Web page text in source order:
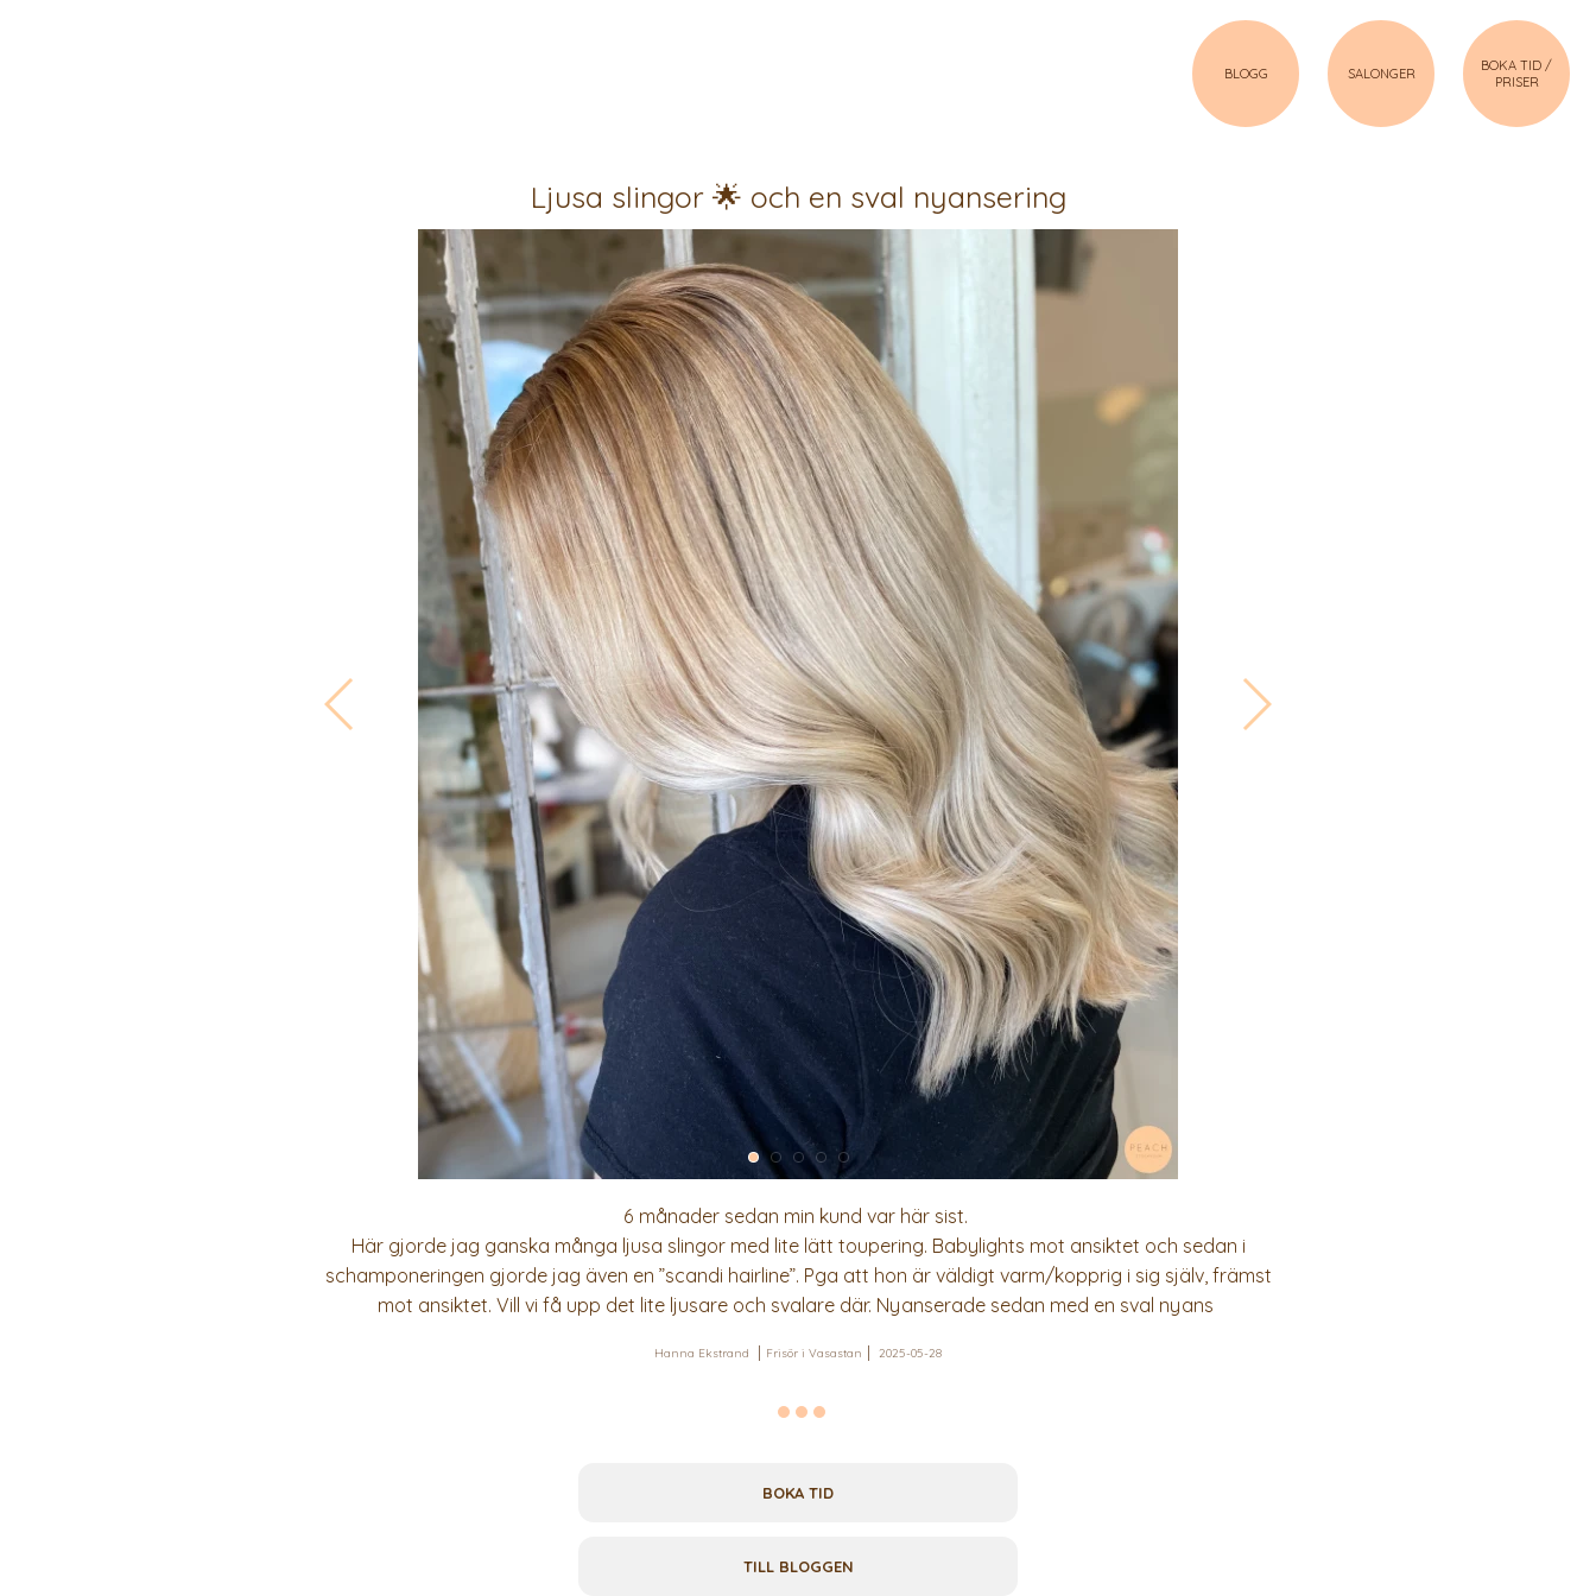
BLOGG SALONGER
BOKA TID /
PRISER
Ljusa slingor 🌟 och en sval nyansering
6 månader sedan min kund var här sist.
Här gjorde jag ganska många ljusa slingor med lite lätt toupering. Babylights mot ansiktet och sedan i
schamponeringen gjorde jag även en ”scandi hairline”. Pga att hon är väldigt varm/kopprig i sig själv, främst
mot ansiktet. Vill vi få upp det lite ljusare och svalare där. Nyanserade sedan med en sval nyans
Hanna Ekstrand Frisör i Vasastan 2025-05-28
BOKA TID
TILL BLOGGEN